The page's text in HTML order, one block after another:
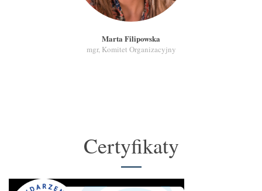
Marta Filipowska
mgr, Komitet Organizacyjny
Certyfikaty